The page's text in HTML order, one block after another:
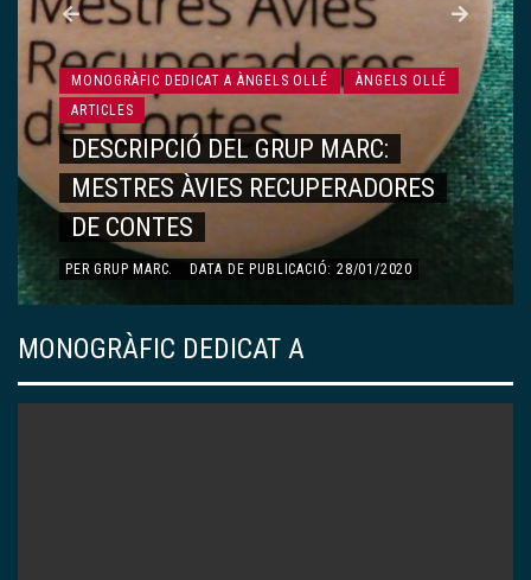
MONOGRÀFIC DEDICAT A ÀNGELS OLLÉ
ÀNGELS OLLÉ
ARTICLES
DESCRIPCIÓ DEL GRUP MARC:
MESTRES ÀVIES RECUPERADORES
DE CONTES
PERGRUP MARC. DATA DE PUBLICACIÓ: 28/01/2020
MONOGRÀFIC DEDICAT A